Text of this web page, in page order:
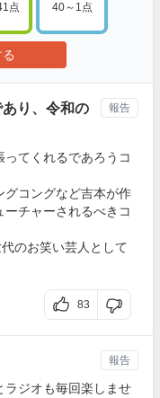
点 40～1点
り、令和の
てくれるであろうコ
グコングなど吉本が作
ーチャーされるべきコ
のお笑い芸人として
83
報告
ラジオも毎回楽しませ
報告